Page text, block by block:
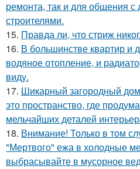
ремонта, так и для общения с
строителями.
15. Правда ли, что стриж
16. В большинстве квартир и
водяное отопление, и
виду.
17. Шикарный загородный
это пространство, где
мельчайших деталей
18. Внимание! Только в том
"Мертвого" ежа в холодные
выбрасывайте в мусорное